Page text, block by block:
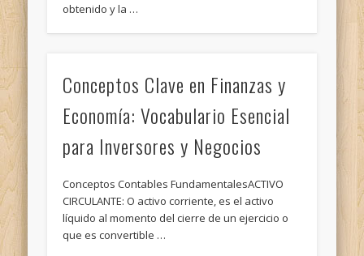
obtenido y la …
Conceptos Clave en Finanzas y
Economía: Vocabulario Esencial
para Inversores y Negocios
Conceptos Contables FundamentalesACTIVO
CIRCULANTE: O activo corriente, es el activo
líquido al momento del cierre de un ejercicio o
que es convertible …